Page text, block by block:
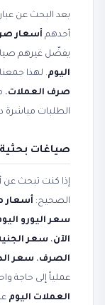
بعد البحث عن
أحدهم أسعار
يفضّل غيرهم
اليوم. لهذا
صرف العملات،
الطلبات
صياغات
إذا كنت تبحث عن
الصحيح: أسعار
سعر اليورو
الآن، سعر
الصرف، سعر
عملياً إلى حاجة
العملات اليوم